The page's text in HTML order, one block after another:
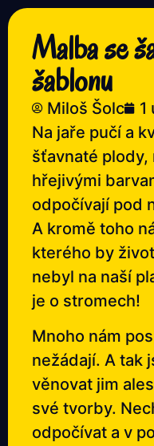
Malba se
šablonu
Miloš Šolc
1
Na jaře pučí a
šťavnaté plody,
hřejivými
odpočívají pod
A kromě toho
kterého by
nebyl na naší
je o stromech!
Mnoho nám
nežádají. A tak
věnovat jim
své tvorby.
odpočívat a v